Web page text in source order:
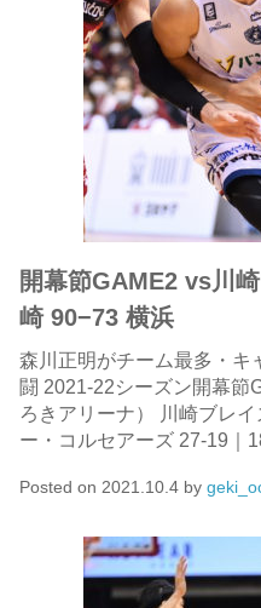
開幕節GAME2 vs川
崎 90−73 横浜
森川正明がチーム最多・キ
闘 2021-22シーズン開幕節
ろきアリーナ） 川崎ブレ
ー・コルセアーズ 27-19｜
Posted on 2021.10.4by